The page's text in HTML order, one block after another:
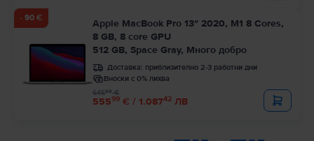
- 90 €
Apple MacBook Pro 13″ 2020, M1 8 Cores,
8 GB, 8 core GPU
512 GB, Space Gray, Много добро
Доставка: приблизително 2-3 работни дни
Вноски с 0% лихва
55599 € / 1.08742 ЛВ
64599€